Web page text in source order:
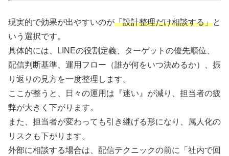
現実的で効果が出やすいのが「設計整理だけ相談する」と
いう選択です。
具体的には、LINEの役割定義、ターゲットの優先順位、
配信判断基準、運用フロー（誰が何をいつ決めるか）、振
り返りの見方を一度整理します。
ここが整うと、日々の運用は『迷い』が減り、担当者の疲
弊が大きく下がります。
また、担当者が変わっても引き継げる形になり、属人化の
リスクも下がります。
外部に相談する場合は、配信テクニックの前に「社内で回